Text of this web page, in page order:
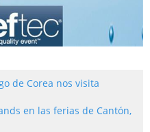
de Corea nos visita
en las ferias de Cantón,